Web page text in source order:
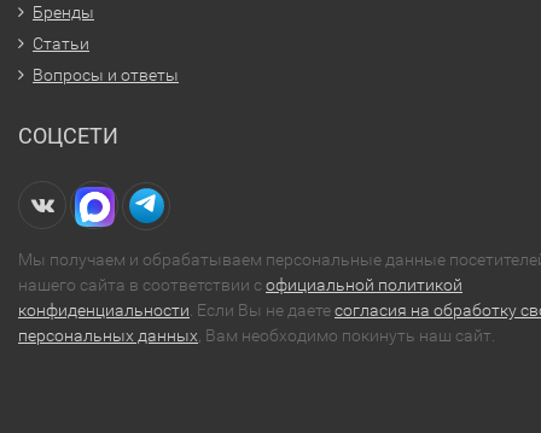
Бренды
Статьи
Вопросы и ответы
СОЦСЕТИ
Мы получаем и обрабатываем персональные данные
нашего сайта в соответствии софициальной политикой
конфиденциальности . Если Вы не даетесогласия на обработку
персональных данных , Вам необходимо покинуть наш сайт.